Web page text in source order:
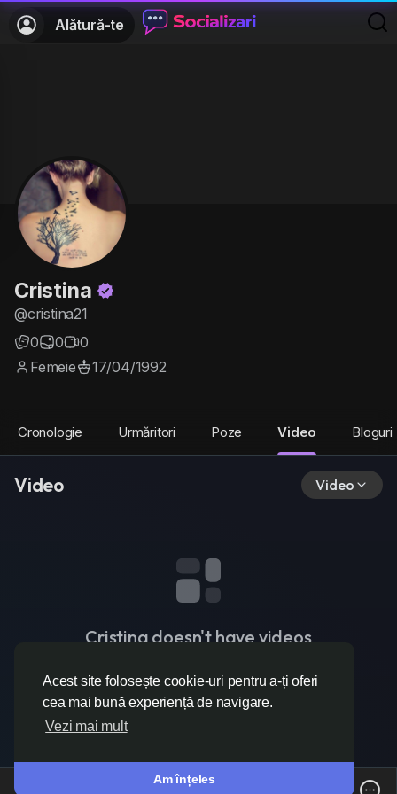
Acest site folosește cookie-uri pentru a-ți oferi
cea mai bună experiență de navigare.
Vezi mai mult
Am înțeles
Alătură-te
Cristina
@cristina21
0
0
0
Femeie
17/04/1992
Cronologie Urmăritori Poze Video Bloguri
Video Video
Cristina doesn't have videos